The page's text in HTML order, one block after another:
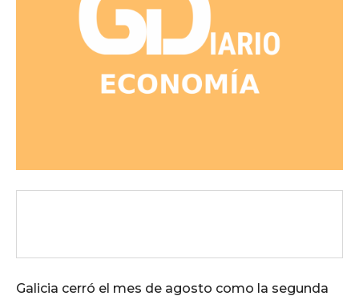
Galicia cerró el mes de agosto como la segunda